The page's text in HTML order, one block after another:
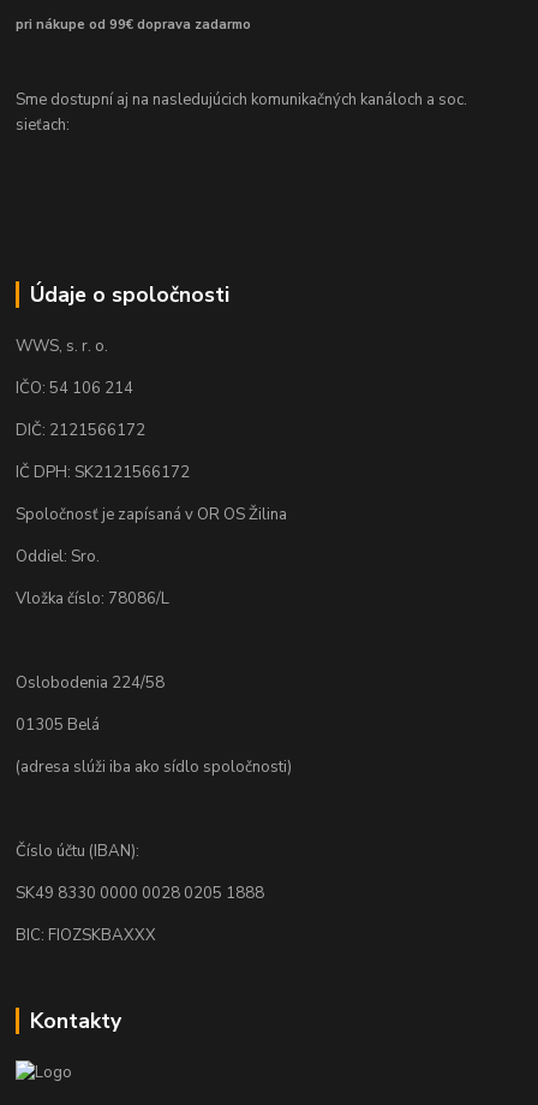
pri nákupe od 99€ doprava zadarmo
Sme dostupní aj na nasledujúcich komunikačných kanáloch a soc.
sieťach:
Údaje o spoločnosti
WWS, s. r. o.
IČO: 54 106 214
DIČ: 2121566172
IČ DPH: SK2121566172
Spoločnosť je zapísaná v OR OS Žilina
Oddiel: Sro.
Vložka číslo: 78086/L
Oslobodenia 224/58
01305 Belá
(adresa slúži iba ako sídlo spoločnosti)
Číslo účtu (IBAN):
SK49 8330 0000 0028 0205 1888
BIC: FIOZSKBAXXX
Kontakty